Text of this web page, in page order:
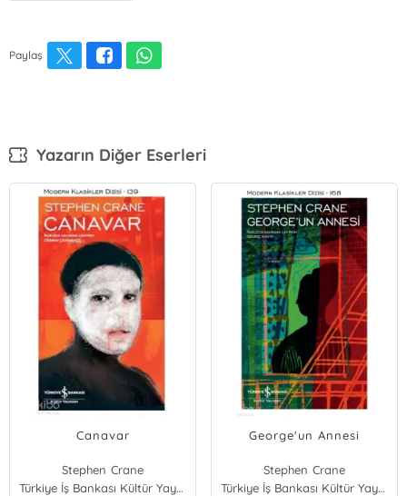
Paylaş
Yazarın Diğer Eserleri
Canavar
Stephen Crane
Türkiye İş Bankası Kültür Yayınları
George'un Annesi
Stephen Crane
Türkiye İş Bankası Kültür Yayınları